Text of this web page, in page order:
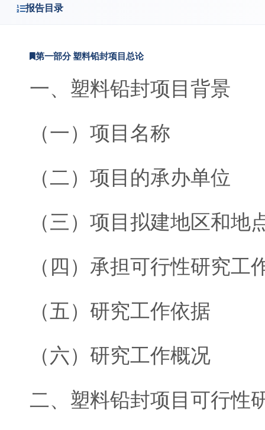
报告目录
第一部分 塑料铅封项目总论
一、塑料铅封项目背景
（一）项目名称
（二）项目的承办单位
（三）项目拟建地区和地
（四）承担可行性研究工
（五）研究工作依据
（六）研究工作概况
二、塑料铅封项目可行性